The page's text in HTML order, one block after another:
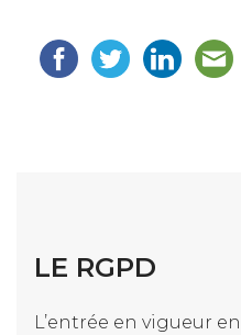
LE RGPD
L’entrée en vigueur